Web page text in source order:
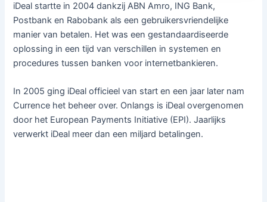
iDeal startte in 2004 dankzij ABN Amro, ING Bank,
Postbank en Rabobank als een gebruikersvriendelijke
manier van betalen. Het was een gestandaardiseerde
oplossing in een tijd van verschillen in systemen en
procedures tussen banken voor internetbankieren.
In 2005 ging iDeal officieel van start en een jaar later nam
Currence het beheer over. Onlangs is iDeal overgenomen
door het European Payments Initiative (EPI). Jaarlijks
verwerkt iDeal meer dan een miljard betalingen.